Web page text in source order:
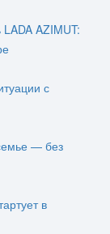
AZIMUT:
с
— без
в